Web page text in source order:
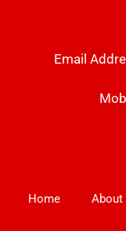
Email
Home About